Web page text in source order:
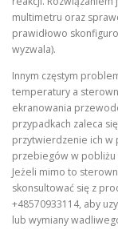
multimetru oraz
prawidłowo
wyzwala).
Innym częstym
temperatury a
ekranowania
przypadkach zaleca
przytwierdzenie ich w
przebiegów w pobliżu
Jeżeli mimo to
skonsultować się z
+48570933114, aby
lub wymiany